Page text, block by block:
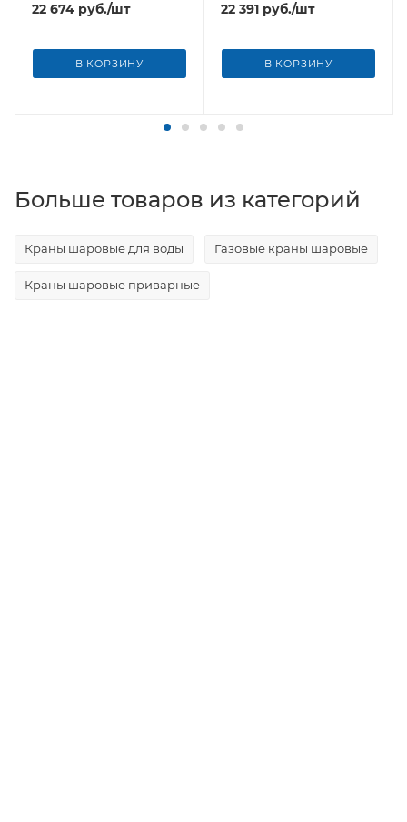
22 674 руб./шт
В КОРЗИНУ
22 391 руб./шт
В КОРЗИНУ
Больше товаров из категорий
Краны шаровые для воды Газовые краны шаровые
Краны шаровые приварные